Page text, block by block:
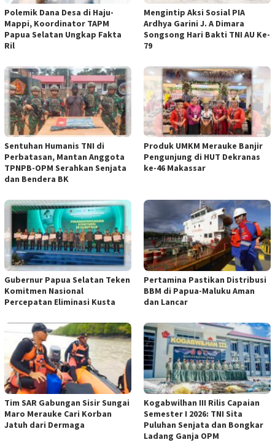
Polemik Dana Desa di Haju-
Mappi, Koordinator TAPM
Papua Selatan Ungkap Fakta
Ril
Mengintip Aksi Sosial PIA
Ardhya Garini J. A Dimara
Songsong Hari Bakti TNI AU Ke-
79
Sentuhan Humanis TNI di
Perbatasan, Mantan Anggota
TPNPB-OPM Serahkan Senjata
dan Bendera BK
Produk UMKM Merauke Banjir
Pengunjung di HUT Dekranas
ke-46 Makassar
Gubernur Papua Selatan Teken
Komitmen Nasional
Percepatan Eliminasi Kusta
Pertamina Pastikan Distribusi
BBM di Papua-Maluku Aman
dan Lancar
Tim SAR Gabungan Sisir Sungai
Maro Merauke Cari Korban
Jatuh dari Dermaga
Kogabwilhan III Rilis Capaian
Semester I 2026: TNI Sita
Puluhan Senjata dan Bongkar
Ladang Ganja OPM